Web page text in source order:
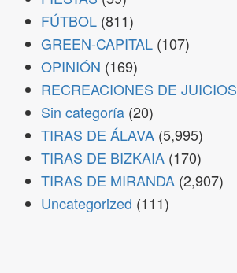
FÚTBOL (811)
GREEN-CAPITAL (107)
OPINIÓN (169)
RECREACIONES DE JUICIOS
Sin categoría (20)
TIRAS DE ÁLAVA (5,995)
TIRAS DE BIZKAIA (170)
TIRAS DE MIRANDA (2,907)
Uncategorized (111)